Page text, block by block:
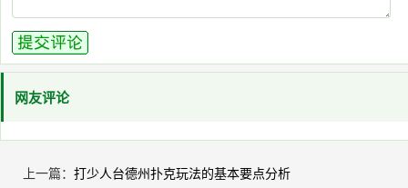
网友评论
上一篇： 打少人台德州扑克玩法的基本要点分析